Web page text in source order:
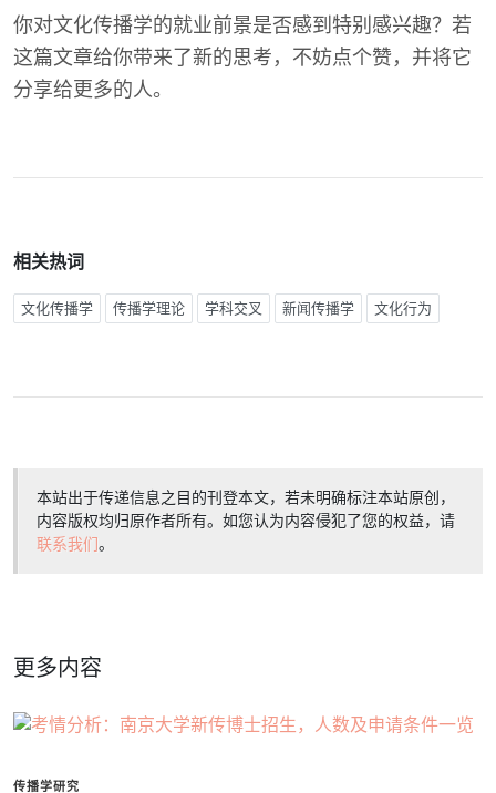
你对文化传播学的就业前景是否感到特别感兴趣？若
这篇文章给你带来了新的思考，不妨点个赞，并将它
分享给更多的人。
相关热词
文化传播学 传播学理论 学科交叉 新闻传播学 文化行为
本站出于传递信息之目的刊登本文，若未明确标注本站原创，
内容版权均归原作者所有。如您认为内容侵犯了您的权益，请
联系我们。
更多内容
传播学研究